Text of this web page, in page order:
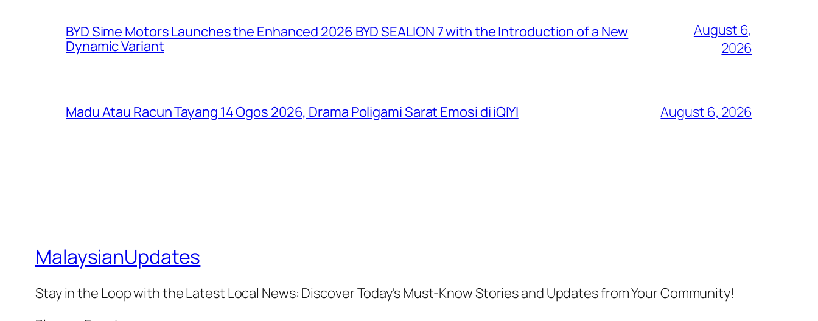
BYD Sime Motors Launches the Enhanced 2026 BYD SEALION 7 with the Introduction of a New
Dynamic Variant
August 6,
2026
Madu Atau Racun Tayang 14 Ogos 2026, Drama Poligami Sarat Emosi di iQIYI August 6, 2026
MalaysianUpdates
Stay in the Loop with the Latest Local News: Discover Today's Must-Know Stories and Updates from Your Community!